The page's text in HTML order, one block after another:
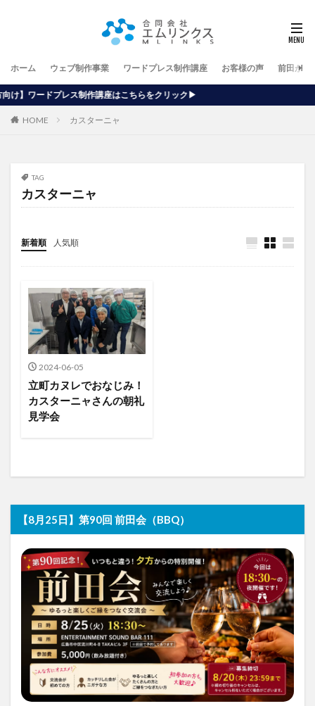
ホーム ウェブ制作事業 ワードプレス制作講座 お客様の声 前田が行
講座はこちらをクリック▶
HOME カスターニャ
TAG
カスターニャ
新着順 人気順
2024-06-05
立町カヌレでおなじみ！
カスターニャさんの朝礼
見学会
【8月25日】第90回 前田会（BBQ）